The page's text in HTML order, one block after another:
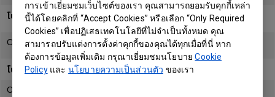
การเข้าเยี่ยมชมเว็บไซต์ของเรา คุณสามารถยอมรับคุกกี้เหล่า
นี้ได้โดยคลิกที่ “Accept Cookies” หรือเลือก “Only Required
Cookies” เพื่อปฏิเสธเทคโนโลยีที่ไม่จำเป็นทั้งหมด คุณ
สามารถปรับแต่งการตั้งค่าคุกกี้ของคุณได้ทุกเมื่อที่นี่ หาก
ต้องการข้อมูลเพิ่มเติม กรุณาเยี่ยมชมนโยบายCookie
Policyและนโยบายความเป็นส่วนตัว ของเรา
โปรเจคเตอร์ไร้สายแบบดั้งเดิม
O
โปรเจคเตอร์ไร้สายแบบดั้งเดิม (รองรับ WiFi Miracast)
O